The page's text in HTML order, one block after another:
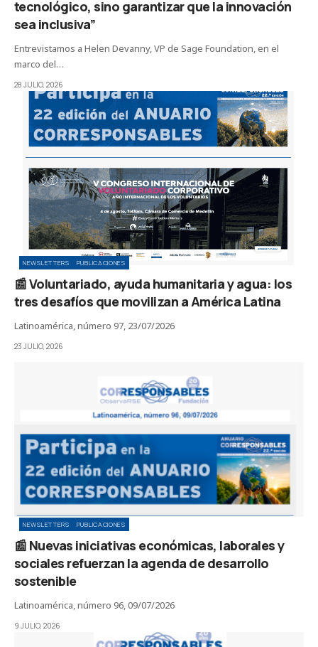
tecnológico, sino garantizar que la innovación
sea inclusiva”
Entrevistamos a Helen Devanny, VP de Sage Foundation, en el
marco del…
28 JULIO, 2026
NEWSLETTERS PUBLICACIONES
📰 Voluntariado, ayuda humanitaria y agua: los
tres desafíos que movilizan a América Latina
Latinoamérica, número 97, 23/07/2026
23 JULIO, 2026
NEWSLETTERS PUBLICACIONES
📰 Nuevas iniciativas económicas, laborales y
sociales refuerzan la agenda de desarrollo
sostenible
Latinoamérica, número 96, 09/07/2026
9 JULIO, 2026